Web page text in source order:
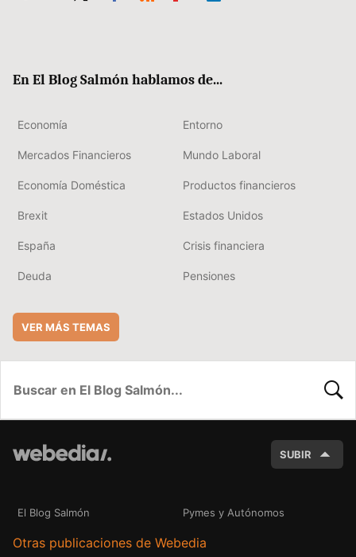
En El Blog Salmón hablamos de...
Economía Entorno
Mercados Financieros Mundo Laboral
Economía Doméstica Productos financieros
Brexit Estados Unidos
España Crisis financiera
Deuda Pensiones
VER MÁS TEMAS
SUBIR
El Blog Salmón Pymes y Autónomos
Otras publicaciones de Webedia